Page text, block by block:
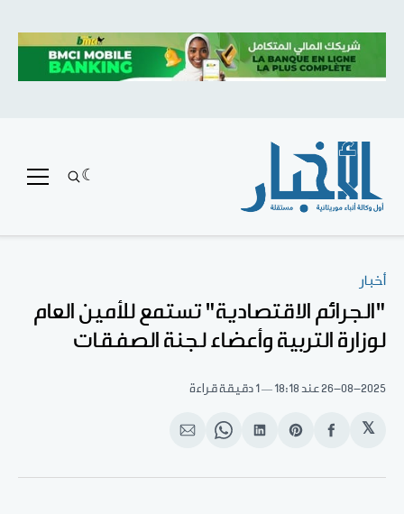
أخبار
"الجرائم الاقتصادية" تستمع للأمين العام
لوزارة التربية وأعضاء لجنة الصفقات
26-08-2025عند 18:18 1 دقيقة قراءة
𝕏
انشر
الفيسبوك
Share
Pinterest
انشر
لينكد
Share
WhatsApp
انشر
الإيميل